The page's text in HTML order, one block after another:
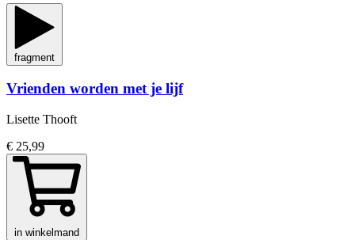
fragment
Vrienden worden met je lijf
Lisette Thooft
€ 25,99
in winkelmand